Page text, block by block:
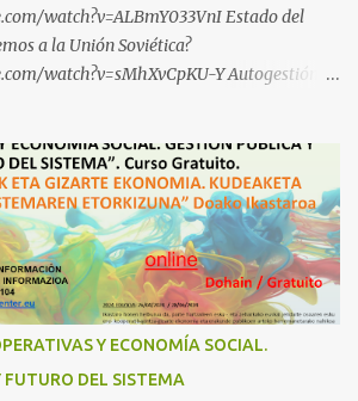
watch?v=ALBmY033VnI Estado del
a la Unión Soviética?
watch?v=sMhXvCpKU-Y Autogestión
shorts/dGKjgqEvRHk
de BABESTU? Si quieres hacer algo, o
a los niños y adolescentes vascos
BABESTUren kanal berriak
haurrak eta nerabeak abusu eta
zerbait egin nahi baduzu, edo ideiak
Telegram :
0029VbBW56k0LKZJWzQyoE1T
Y ECONOMÍA SOCIAL.
FUTURO DEL SISTEMA